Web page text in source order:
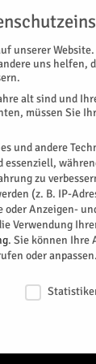
Unerwartetes um das
um das
Die deutschen
2025
Twitter
unserer
uns helfen,
alt sind und
müssen Sie
und andere
essenziell,
zu
(z. B. IP-
oder Anzeigen-
Verwendung
. Sie können Ihre
oder anpassen.